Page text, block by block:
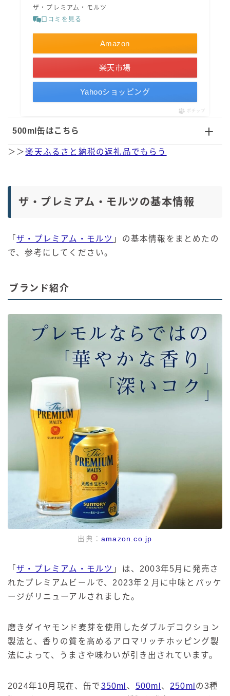
ザ・プレミアム・モルツ
口コミを見る
Amazon
楽天市場
Yahooショッピング
ポチップ
500ml缶はこちら
＞＞楽天ふるさと納税の返礼品でもらう
ザ・プレミアム・モルツの基本情報
「ザ・プレミアム・モルツ 」の基本情報をまとめたの
で、参考にしてください。
ブランド紹介
出典：amazon.co.jp
「ザ・プレミアム・モルツ 」は、2003年5月に発売さ
れたプレミアムビールで、2023年２月に中味とパッケ
ージがリニューアルされました。
磨きダイヤモンド麦芽を使用したダブルデコクション
製法と、香りの質を高めるアロマリッチホッピング製
法によって、うまさや味わいが引き出されています。
2024年10月現在、缶で 350ml 、 500ml 、250ml の3種